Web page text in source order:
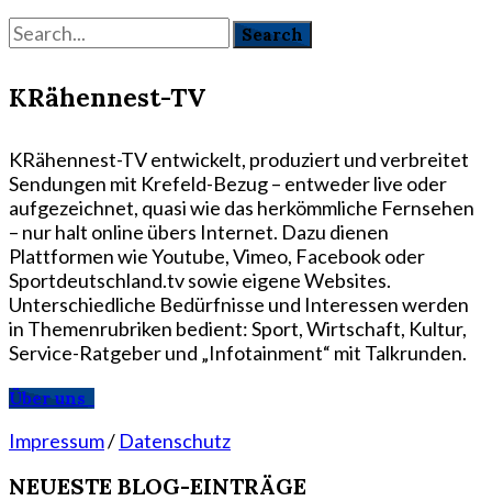
KRähennest-TV
KRähennest-TV entwickelt, produziert und verbreitet
Sendungen mit Krefeld-Bezug – entweder live oder
aufgezeichnet, quasi wie das herkömmliche Fernsehen
– nur halt online übers Internet. Dazu dienen
Plattformen wie Youtube, Vimeo, Facebook oder
Sportdeutschland.tv sowie eigene Websites.
Unterschiedliche Bedürfnisse und Interessen werden
in Themenrubriken bedient: Sport, Wirtschaft, Kultur,
Service-Ratgeber und „Infotainment“ mit Talkrunden.
Über uns
Impressum/ Datenschutz
NEUESTE BLOG-EINTRÄGE